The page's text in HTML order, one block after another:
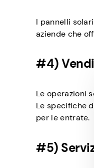
I pannelli
aziende che
#4)
Le operazioni
Le specifiche
per le entrate.
#5)